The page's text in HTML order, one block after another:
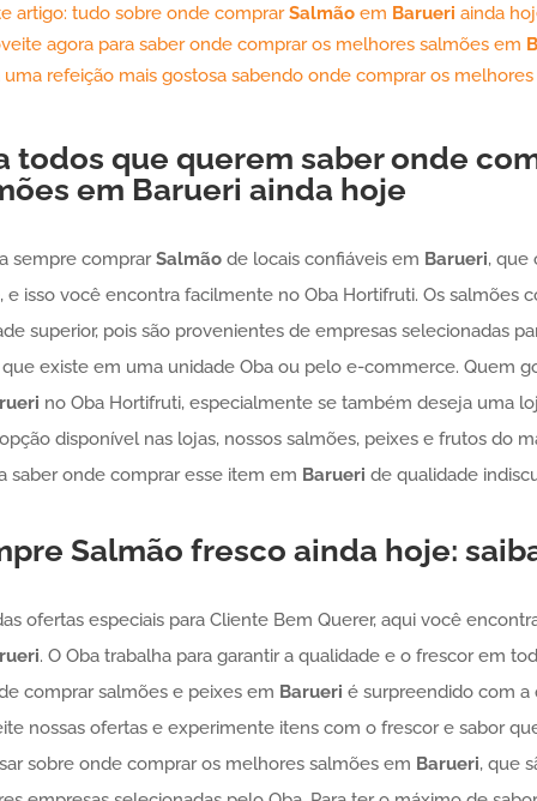
artigo: tudo sobre onde comprarSalmãoem Barueri ainda
agora para saber onde comprar os melhores salmões em
uma refeição mais gostosa sabendo onde comprar os
todos que querem saber onde
em Barueri ainda hoje
sempre comprarSalmãode locais confiáveis em Barueri, que
e isso você encontra facilmente no Oba Hortifruti. Os salmões
superior, pois são provenientes de empresas selecionadas
existe em uma unidade Oba ou pelo e-commerce. Quem
no Oba Hortifruti, especialmente se também deseja uma
disponível nas lojas, nossos salmões, peixes e frutos do
saber onde comprar esse item em Barueri de qualidade
Salmão fresco ainda hoje:
ofertas especiais para Cliente Bem Querer, aqui você
. O Oba trabalha para garantir a qualidade e o frescor em
comprar salmões e peixes em Barueri é surpreendido com a
nossas ofertas e experimente itens com o frescor e sabor
sobre onde comprar os melhores salmões em Barueri, que